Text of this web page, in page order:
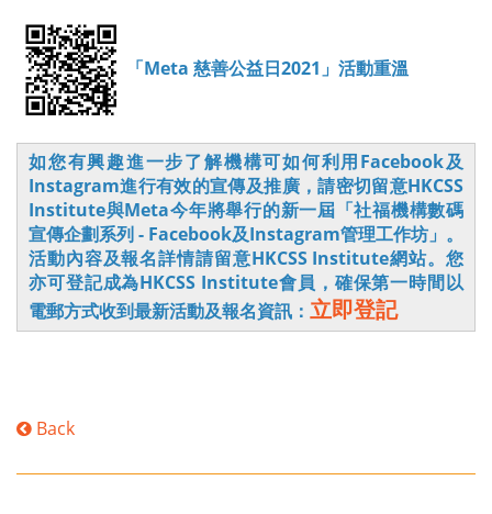
「Meta 慈善公益日2021」活動重溫
如您有興趣進一步了解機構可如何利用Facebook及
Instagram進行有效的宣傳及推廣，請密切留意HKCSS
Institute與Meta今年將舉行的新一屆「社福機構數碼
宣傳企劃系列 - Facebook及Instagram管理工作坊」。
活動內容及報名詳情請留意HKCSS Institute網站。您
亦可登記成為HKCSS Institute會員，確保第一時間以
電郵方式收到最新活動及報名資訊： 立即登記
Back